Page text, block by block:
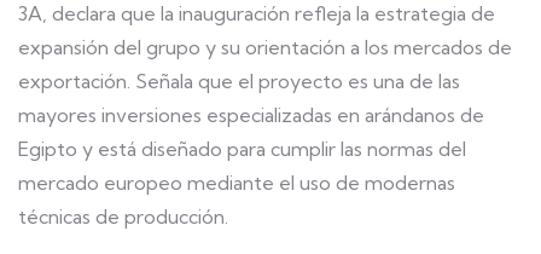
3A, declara que la inauguración refleja la estrategia de
expansión del grupo y su orientación a los mercados de
exportación. Señala que el proyecto es una de las
mayores inversiones especializadas en arándanos de
Egipto y está diseñado para cumplir las normas del
mercado europeo mediante el uso de modernas
técnicas de producción.